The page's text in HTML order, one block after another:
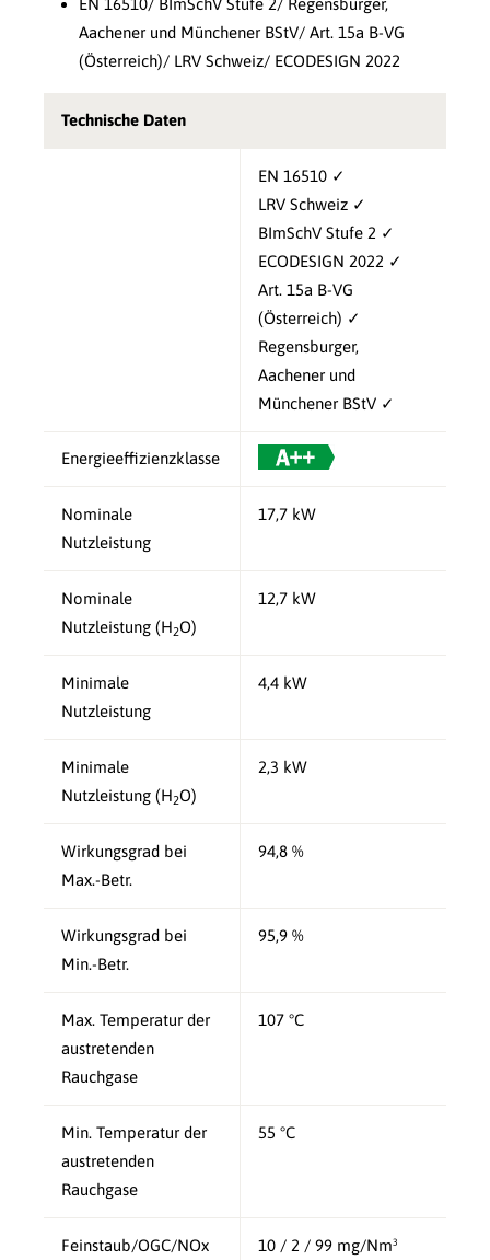
EN 16510/ BImSchV Stufe 2/ Regensburger,
Aachener und Münchener BStV/ Art. 15a B-VG
(Österreich)/ LRV Schweiz/ ECODESIGN 2022
Technische Daten
EN 16510 ✓
LRV Schweiz ✓
BImSchV Stufe 2 ✓
ECODESIGN 2022 ✓
Art. 15a B-VG
(Österreich) ✓
Regensburger,
Aachener und
Münchener BStV ✓
Energieeffizienzklasse
Nominale
Nutzleistung
17,7 kW
Nominale
Nutzleistung (H2O)
12,7 kW
Minimale
Nutzleistung
4,4 kW
Minimale
Nutzleistung (H2O)
2,3 kW
Wirkungsgrad bei
Max.-Betr.
94,8 %
Wirkungsgrad bei
Min.-Betr.
95,9 %
Max. Temperatur der
austretenden
Rauchgase
107 °C
Min. Temperatur der
austretenden
Rauchgase
55 °C
Feinstaub/OGC/NOx
10 / 2 / 99 mg/Nm³